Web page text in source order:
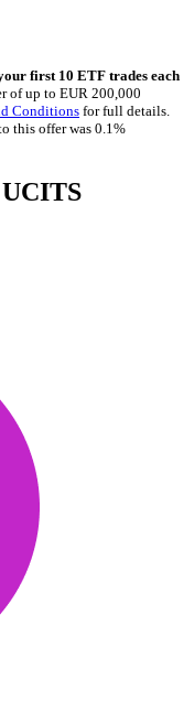
first 10 ETF trades each
of up to EUR 200,000
Conditionsfor full details.
this offer was 0.1%